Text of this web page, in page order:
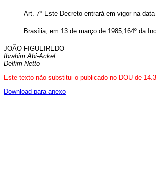
Art. 7º Este Decreto entrará em vigor na
Brasília, em 13 de março de 1985;164º da
JOÃO FIGUEIREDO
Ibrahim Abi-Ackel
Delfim Netto
Este texto não substitui o publicado no DOU de
Download para anexo